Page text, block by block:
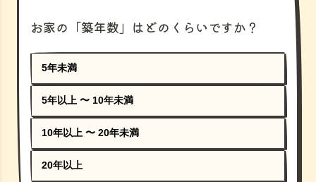
お家の「築年数」はどのくらいですか？
5年未満
5年以上 〜 10年未満
10年以上 〜 20年未満
20年以上